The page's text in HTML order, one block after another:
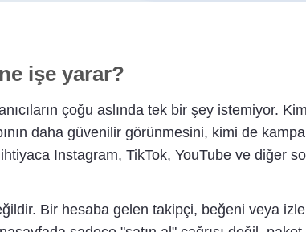
işe yarar?
çoğu aslında tek bir şey istemiyor.
daha güvenilir görünmesini, kimi de
Instagram, TikTok, YouTube ve diğer
Bir hesaba gelen takipçi, beğeni veya